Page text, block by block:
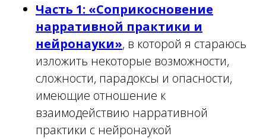
Часть 1: «Соприкосновение
нарративной практики и
нейронауки», в которой я стараюсь
изложить некоторые возможности,
сложности, парадоксы и опасности,
имеющие отношение к
взаимодействию нарративной
практики с нейронаукой